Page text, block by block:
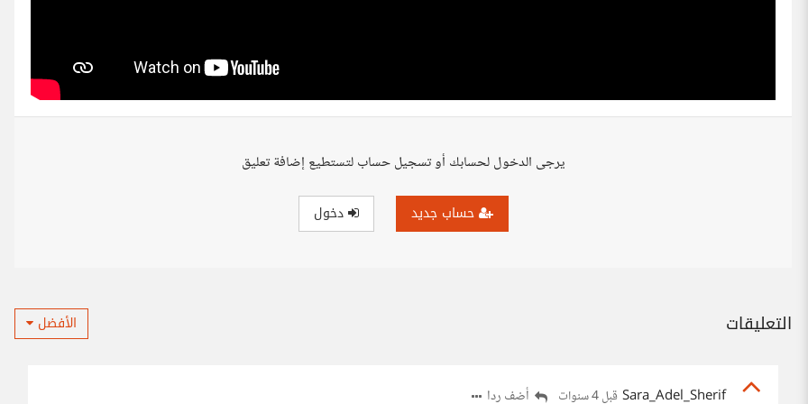
يرجى الدخول لحسابك أو تسجيل حساب لتستطيع إضافة تعليق
حساب جديد دخول
التعليقات الأفضل
Sara_Adel_Sherif قبل 4 سنوات أضف ردا